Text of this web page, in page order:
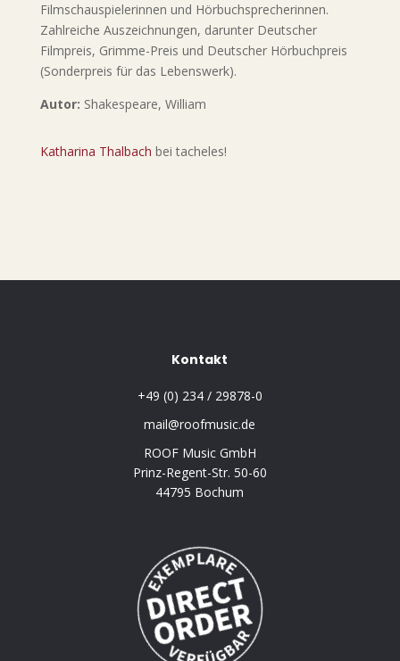
Filmschauspielerinnen und Hörbuchsprecherinnen.
Zahlreiche Auszeichnungen, darunter Deutscher
Filmpreis, Grimme-Preis und Deutscher Hörbuchpreis
(Sonderpreis für das Lebenswerk).
Autor: Shakespeare, William
Katharina Thalbach bei tacheles!
Kontakt
+49 (0) 234 / 29878-0
mail@roofmusic.de
ROOF Music GmbH
Prinz-Regent-Str. 50-60
44795 Bochum